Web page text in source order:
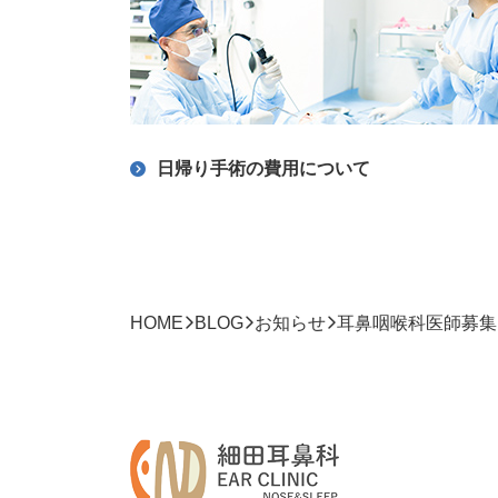
日帰り手術の費用について
HOME BLOG お知らせ 耳鼻咽喉科医師募集